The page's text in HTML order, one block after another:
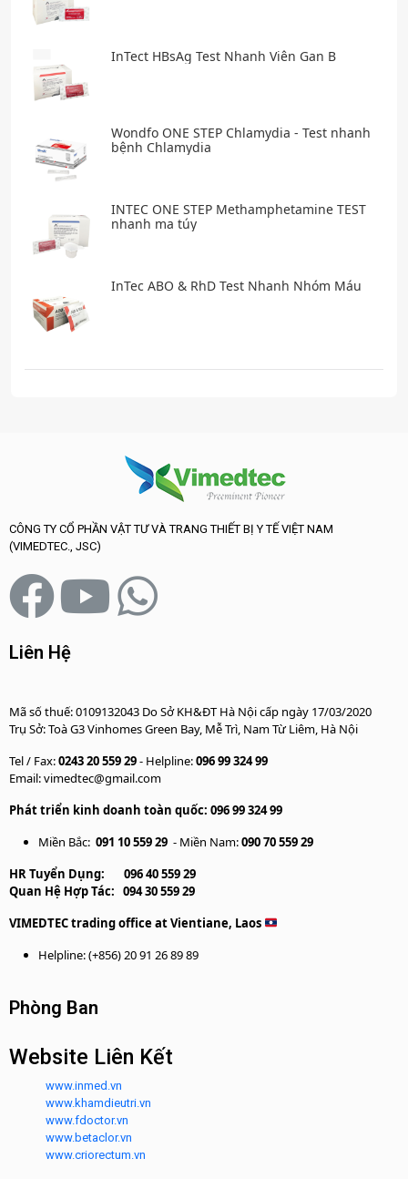
InTect HBsAg Test Nhanh Viên Gan B
Wondfo ONE STEP Chlamydia - Test nhanh
bệnh Chlamydia
INTEC ONE STEP Methamphetamine TEST
nhanh ma túy
InTec ABO & RhD Test Nhanh Nhóm Máu
CÔNG TY CỔ PHẦN VẬT TƯ VÀ TRANG THIẾT BỊ Y TẾ VIỆT NAM
(VIMEDTEC., JSC)
Liên Hệ
Mã số thuế: 0109132043 Do Sở KH&ĐT Hà Nội cấp ngày 17/03/2020
Trụ Sở: Toà G3 Vinhomes Green Bay, Mễ Trì, Nam Từ Liêm, Hà Nội
Tel / Fax:0243 20 559 29- Helpline:096 99 324 99
Email: vimedtec@gmail.com
Phát triển kinh doanh toàn quốc: 096 99 324 99
Miền Bắc: 091 10 559 29 - Miền Nam:090 70 559 29
HR Tuyển Dụng:
096 40 559 29
Quan Hệ Hợp Tác: 094 30 559 29
VIMEDTEC trading office at Vientiane, Laos
Helpline: (+856) 20 91 26 89 89
Phòng Ban
Website Liên Kết
www.inmed.vn
www.khamdieutri.vn
www.fdoctor.vn
www.betaclor.vn
www.criorectum.vn